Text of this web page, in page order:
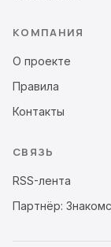
КОМПАНИЯ
О проекте
Правила
Контакты
СВЯЗЬ
RSS-лента
Партнёр: